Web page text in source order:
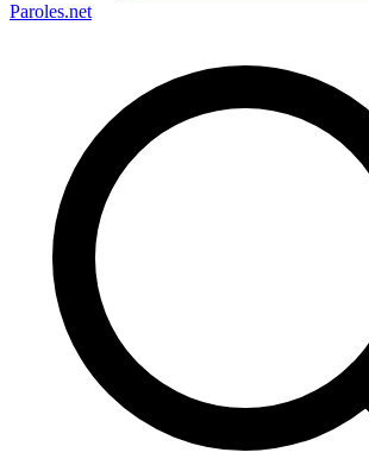
Paroles.net